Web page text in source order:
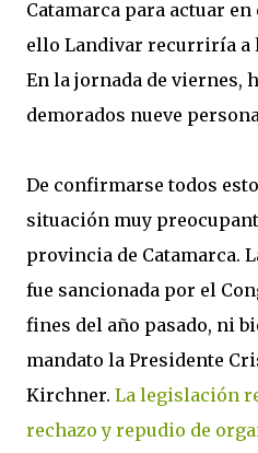
Catamarca para actuar
ello Landivar recurriría a
En la jornada de viernes,
demorados nueve
De confirmarse todos
situación muy
provincia de Catamarca.
fue sancionada por el
fines del año pasado, ni
mandato la Presidente
Kirchner. La legislación
rechazo y repudio de